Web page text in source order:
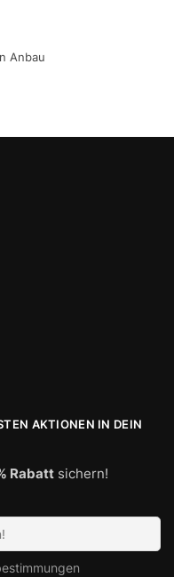
Anbau
AKTIONEN IN DEIN
Rabatt sichern!